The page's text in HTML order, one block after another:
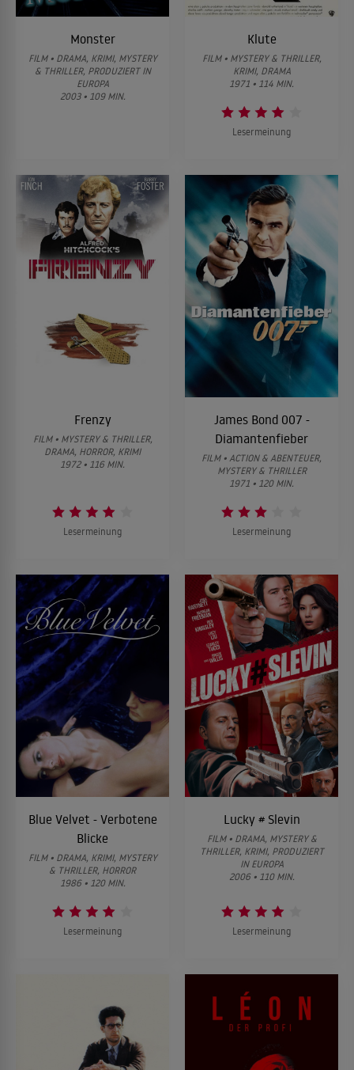
Monster
FILM • DRAMA, KRIMI, MYSTERY
& THRILLER, PRODUZIERT IN
EUROPA
2003 • 109 MIN.
Klute
FILM • MYSTERY & THRILLER,
KRIMI, DRAMA
1971 • 114 MIN.
Lesermeinung
Frenzy
FILM • MYSTERY & THRILLER,
DRAMA, HORROR, KRIMI
1972 • 116 MIN.
Lesermeinung
James Bond 007 -
Diamantenfieber
FILM • ACTION & ABENTEUER,
MYSTERY & THRILLER
1971 • 120 MIN.
Lesermeinung
Blue Velvet - Verbotene
Blicke
FILM • DRAMA, KRIMI, MYSTERY
& THRILLER, HORROR
1986 • 120 MIN.
Lesermeinung
Lucky # Slevin
FILM • DRAMA, MYSTERY &
THRILLER, KRIMI, PRODUZIERT
IN EUROPA
2006 • 110 MIN.
Lesermeinung